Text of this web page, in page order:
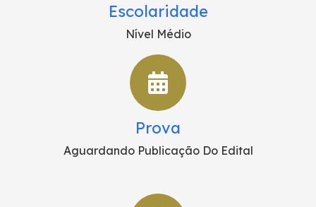
Escolaridade
Nível Médio
Prova
Aguardando Publicação Do Edital